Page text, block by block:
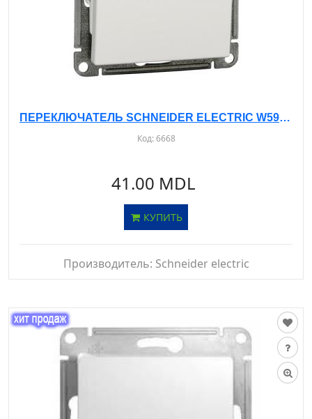
ПЕРЕКЛЮЧАТЕЛЬ SCHNEIDER ELECTRIC W59 VS616-156-1-86 Б/РАМКИ - С/У, 1-КЛ. БЕЛЫЙ - 10А- IP20
Код:6668
41.00 MDL
КУПИТЬ
Производитель: Schneider electric